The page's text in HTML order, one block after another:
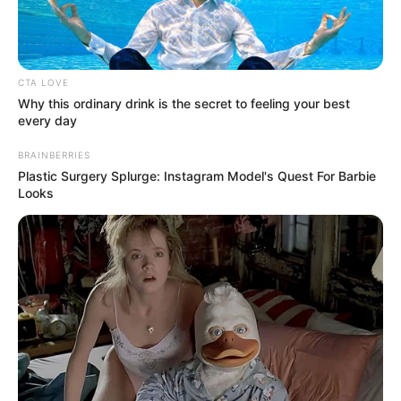
eddigi egyik legkeményebb kritikája
🚨 Rendkívüli fordulat: mégsem Baka András lesz a
köztársasági elnök?
Kategóriák
Friss hírek
Művészek
Természet
Történetek
Világ
CTA LOVE
Why this ordinary drink is the secret to feeling your best
every day
BRAINBERRIES
Plastic Surgery Splurge: Instagram Model's Quest For Barbie
Looks